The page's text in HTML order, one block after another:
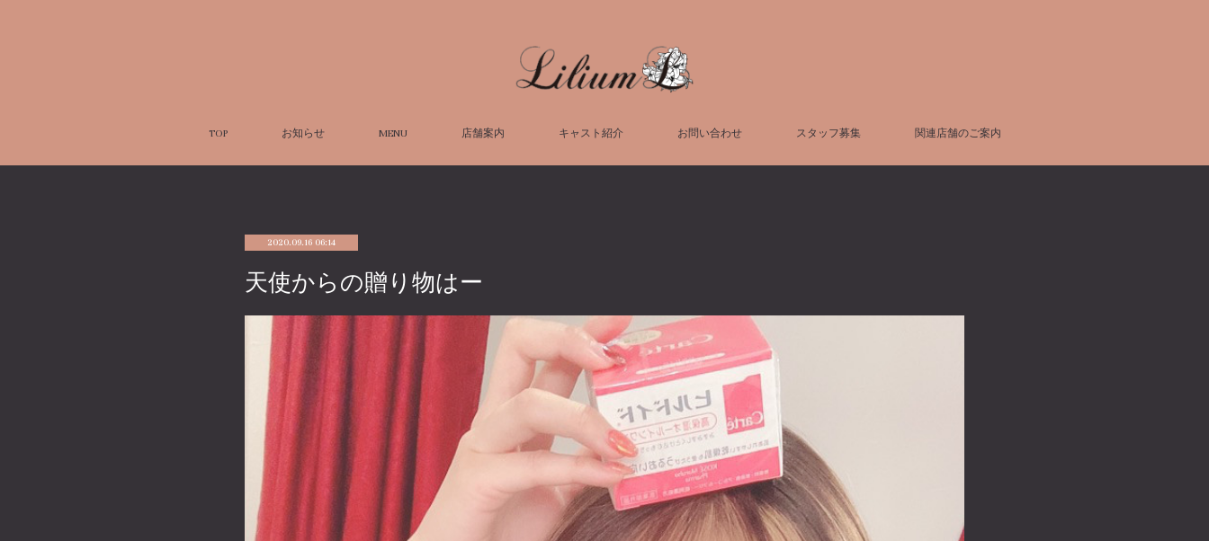
TOP お知らせ MENU 店舗案内 キャスト紹介 お問い合わせ スタッフ募集 関連店舗のご案内
2020.09.16 06:14
天使からの贈り物はー